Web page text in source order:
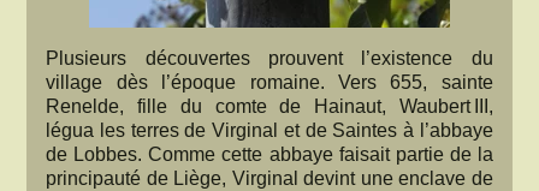
Plusieurs découvertes prouvent l’existence du
village dès l’époque romaine. Vers 655, sainte
Renelde, fille du comte de Hainaut, Waubert III,
légua les terres de Virginal et de Saintes à l’abbaye
de Lobbes. Comme cette abbaye faisait partie de la
principauté de Liège, Virginal devint une enclave de